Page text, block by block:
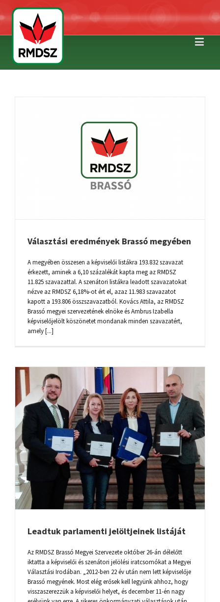
Választási eredmények Brassó megyében
A megyében összesen a képviselői listákra 193.832 szavazat
érkezett, aminek a 6,10 százalékát kapta meg az RMDSZ
11.825 szavazattal. A szenátori listákra leadott szavazatokat
nézve az RMDSZ 6,18%-ot ért el, azaz 11.983 szavazatot
kapott a 193.806 összszavazatból. Kovács Attila, az RMDSZ
Brassó megyei szervezetének elnöke és Ambrus Izabella
képviselőjelölt köszönetet mondanak minden szavazatért,
amely [...]
Leadtuk parlamenti jelöltjeinek listáját
Az RMDSZ Brassó Megyei Szervezete október 26-án délelőtt
iktatta a képviselői és szenátori jelölési iratcsomókat a Megyei
Választási Irodában. „2012-ben 22 év után nem lett képviselője
Brassó megyének. Most elég erősek kell legyünk ahhoz, hogy
visszaszerezzük a képviselői helyet, és december 11-én nagy